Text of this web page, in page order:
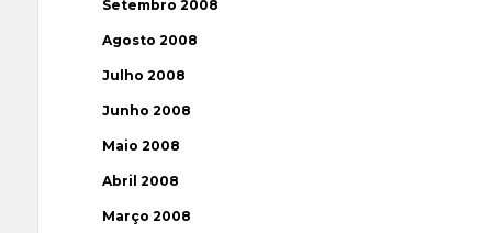
Setembro 2008
Agosto 2008
Julho 2008
Junho 2008
Maio 2008
Abril 2008
Março 2008